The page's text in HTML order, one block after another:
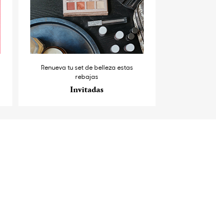
Renueva tu set de belleza estas
rebajas
Invitadas